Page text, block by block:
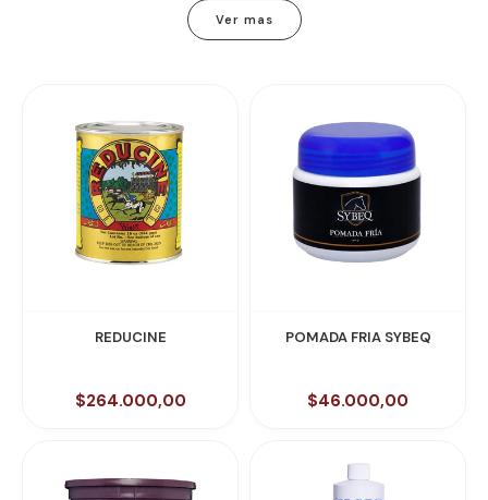
Ver mas
REDUCINE
$264.000,00
POMADA FRIA SYBEQ
$46.000,00